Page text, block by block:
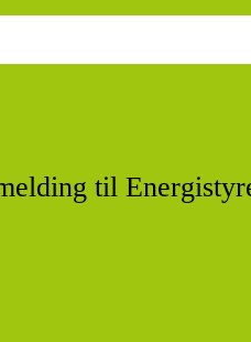
til